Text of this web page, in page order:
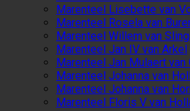
Marenteel Lisebette van
Marenteel Rosela van
Marenteel Willem van
Marenteel Jan IV van Arkel
Marenteel Jan Mulaert van
Marenteel Johanna van
Marenteel Johanna van
Marenteel Floris V van